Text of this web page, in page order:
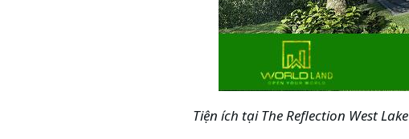
Tiện ích tạiThe Reflection West Lake